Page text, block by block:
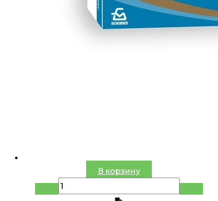
В корзину